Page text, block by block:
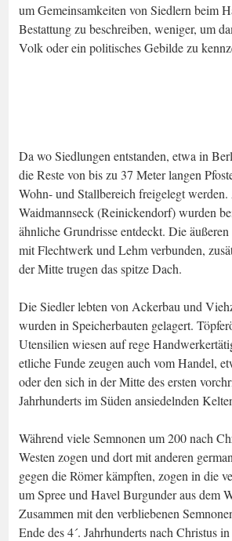
um Gemeinsamkeiten von Siedlern beim
Bestattung zu beschreiben, weniger, um
Volk oder ein politisches Gebilde zu
Da wo Siedlungen entstanden, etwa in
die Reste von bis zu 37 Meter langen
Wohn- und Stallbereich freigelegt
Waidmannseck (Reinickendorf) wurden
ähnliche Grundrisse entdeckt. Die
mit Flechtwerk und Lehm verbunden,
der Mitte trugen das spitze Dach.
Die Siedler lebten von Ackerbau und
wurden in Speicherbauten gelagert.
Utensilien wiesen auf rege
etliche Funde zeugen auch vom Handel,
oder den sich in der Mitte des ersten
Jahrhunderts im Süden ansiedelnden
Während viele Semnonen um 200 nach
Westen zogen und dort mit anderen
gegen die Römer kämpften, zogen in die
um Spree und Havel Burgunder aus dem
Zusammen mit den verbliebenen
Ende des 4´. Jahrhunderts nach Christus